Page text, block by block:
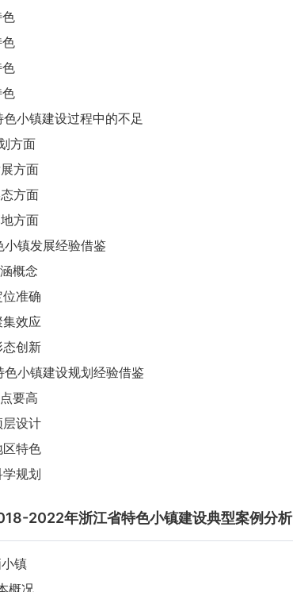
小镇建设过程中的不足
方面
方面
方面
方面
小镇发展经验借鉴
概念
准确
效应
创新
色小镇建设规划经验借鉴
要高
设计
特色
规划
2022年浙江省特色小镇建设典型案例分析
镇
概况